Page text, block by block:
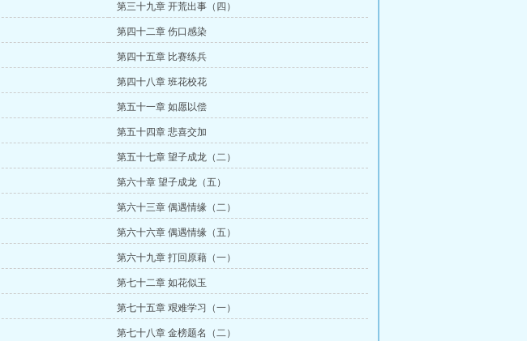
第三十九章 开荒出事（四）
第四十二章 伤口感染
第四十五章 比赛练兵
第四十八章 班花校花
第五十一章 如愿以偿
第五十四章 悲喜交加
第五十七章 望子成龙（二）
第六十章 望子成龙（五）
第六十三章 偶遇情缘（二）
第六十六章 偶遇情缘（五）
第六十九章 打回原藉（一）
第七十二章 如花似玉
第七十五章 艰难学习（一）
第七十八章 金榜题名（二）